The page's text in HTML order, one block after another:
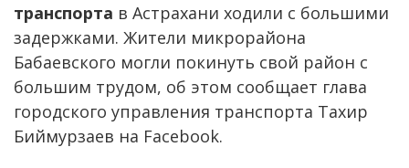
транспорта в Астрахани ходили с большими
задержками. Жители микрорайона
Бабаевского могли покинуть свой район с
большим трудом, об этом сообщает глава
городского управления транспорта Тахир
Биймурзаев на Facebook.